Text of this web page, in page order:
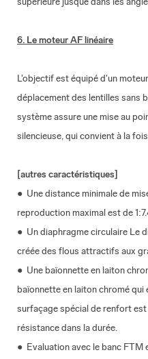
6. Le moteur AF linéaire
L'objectif est équipé d'un
déplacement des lentilles sans
système assure une mise au
silencieuse, qui convient à la
[autres caractéristiques]
● Une distance minimale de
reproduction maximal est de
● Un diaphragme circulaire Le
créée des flous attractifs aux
● Une baïonnette en laiton
baïonnette en laiton chromé
surfaçage spécial de renfort
résistance dans la durée.
● Evaluation avec le banc FTM